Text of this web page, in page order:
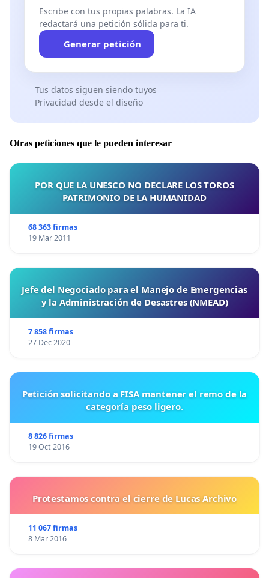
Escribe con tus propias palabras. La IA
redactará una petición sólida para ti.
Generar petición
Tus datos siguen siendo tuyos
Privacidad desde el diseño
Otras peticiones que le pueden interesar
POR QUE LA UNESCO NO DECLARE LOS TOROS
PATRIMONIO DE LA HUMANIDAD
68 363 firmas
19 Mar 2011
Jefe del Negociado para el Manejo de Emergencias
y la Administración de Desastres (NMEAD)
7 858 firmas
27 Dec 2020
Petición solicitando a FISA mantener el remo de la
categoría peso ligero.
8 826 firmas
19 Oct 2016
Protestamos contra el cierre de Lucas Archivo
11 067 firmas
8 Mar 2016